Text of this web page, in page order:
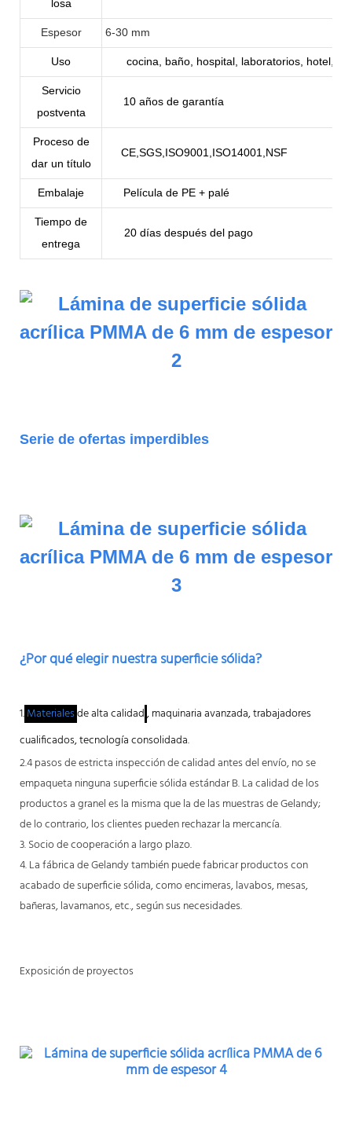
losa
Espesor 6-30 mm
Uso cocina, baño, hospital, laboratorios, hotel,
Servicio
postventa
10 años de garantía
Proceso de
dar un título
CE,SGS,ISO9001,ISO14001,NSF
Embalaje Película de PE + palé
Tiempo de
entrega
20 días después del pago
Serie de ofertas imperdibles
¿Por qué elegir nuestra superficie sólida?
1.Materialesde alta calidad, maquinaria avanzada, trabajadores
cualificados, tecnología consolidada.
2.4 pasos de estricta inspección de calidad antes del envío, no se
empaqueta ninguna superficie sólida estándar B. La calidad de los
productos a granel es la misma que la de las muestras de Gelandy;
de lo contrario, los clientes pueden rechazar la mercancía.
3. Socio de cooperación a largo plazo.
4. La fábrica de Gelandy también puede fabricar productos con
acabado de superficie sólida, como encimeras, lavabos, mesas,
bañeras, lavamanos, etc., según sus necesidades.
Exposición de proyectos